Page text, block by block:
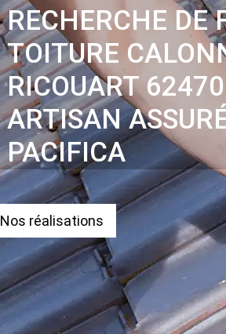
RECHERCHE DE
TOITURE
RICOUART 62470
ARTISAN
PACIFICA
Nos réalisations